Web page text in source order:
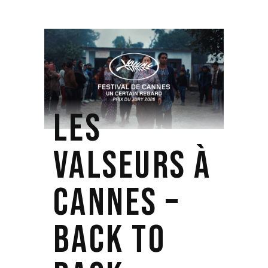
LES
VALSEURS À
CANNES –
BACK TO